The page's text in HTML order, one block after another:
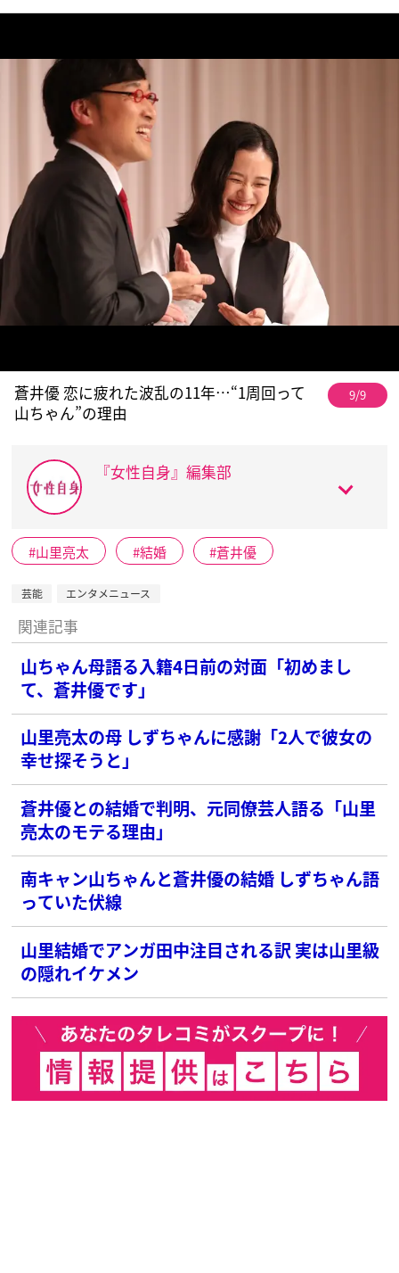
蒼井優 恋に疲れた波乱の11年…“1周回って
山ちゃん”の理由
9/9
『女性自身』編集部
山里亮太 結婚 蒼井優
芸能 エンタメニュース
関連記事
山ちゃん母語る入籍4日前の対面「初めまし
て、蒼井優です」
山里亮太の母 しずちゃんに感謝「2人で彼女の
幸せ探そうと」
蒼井優との結婚で判明、元同僚芸人語る「山里
亮太のモテる理由」
南キャン山ちゃんと蒼井優の結婚 しずちゃん語
っていた伏線
山里結婚でアンガ田中注目される訳 実は山里級
の隠れイケメン